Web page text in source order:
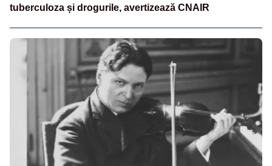
tuberculoza și drogurile, avertizează CNAIR